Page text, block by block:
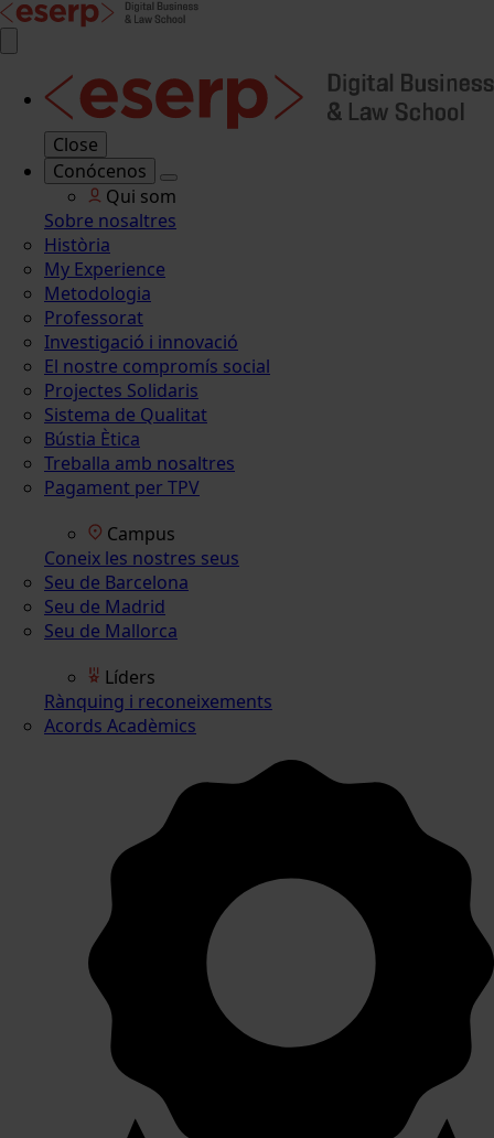
Close
Conócenos
Qui som
Sobre nosaltres
Història
My Experience
Metodologia
Professorat
Investigació i innovació
El nostre compromís social
Projectes Solidaris
Sistema de Qualitat
Bústia Ètica
Treballa amb nosaltres
Pagament per TPV
Campus
Coneix les nostres seus
Seu de Barcelona
Seu de Madrid
Seu de Mallorca
Líders
Rànquing i reconeixements
Acords Acadèmics